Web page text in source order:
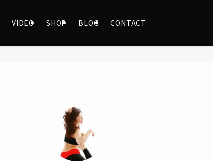
VIDEO SHOP BLOG CONTACT